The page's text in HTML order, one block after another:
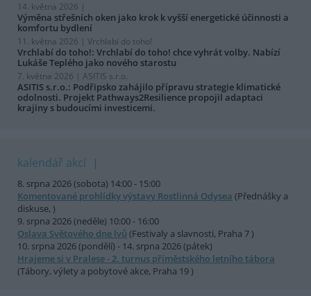
14. května 2026 |
Výměna střešních oken jako krok k vyšší energetické účinnosti a
komfortu bydlení
11. května 2026 | Vrchlabí do toho!
Vrchlabí do toho!: Vrchlabí do toho! chce vyhrát volby. Nabízí
Lukáše Teplého jako nového starostu
7. května 2026 | ASITIS s.r.o.
ASITIS s.r.o.: Podřipsko zahájilo přípravu strategie klimatické
odolnosti. Projekt Pathways2Resilience propojil adaptaci
krajiny s budoucími investicemi.
kalendář akcí
8. srpna 2026 (sobota) 14:00 - 15:00
Komentované prohlídky výstavy Rostlinná Odysea (Přednášky a
diskuse, )
9. srpna 2026 (neděle) 10:00 - 16:00
Oslava Světového dne lvů (Festivaly a slavnosti, Praha 7 )
10. srpna 2026 (pondělí) - 14. srpna 2026 (pátek)
Hrajeme si v Pralese - 2. turnus příměstského letního tábora
(Tábory, výlety a pobytové akce, Praha 19 )